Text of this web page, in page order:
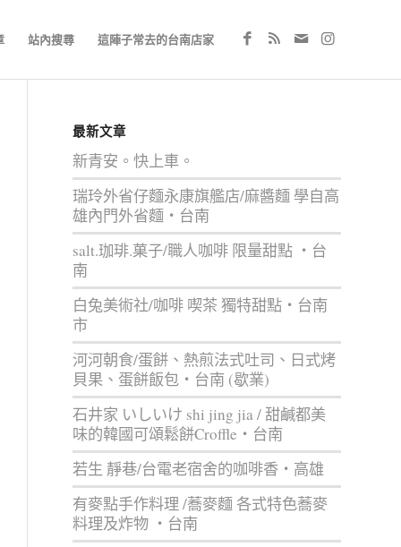
站內搜尋 這陣子常去的台南店家
最新文章
新青安。快上車。
瑞玲外省仔麵永康旗艦店/麻醬麵 學自高
雄內門外省麵‧台南
salt.珈琲.菓子/職人咖啡 限量甜點 ‧台
南
白兔美術社/咖啡 喫茶 獨特甜點‧台南
市
河河朝食/蛋餅、熱煎法式吐司、日式烤
貝果、蛋餅飯包‧台南 (歇業)
石井家 いしいけ shi jing jia / 甜鹹都美
味的韓國可頌鬆餅Croffle‧台南
若生 靜巷/台電老宿舍的咖啡香‧高雄
有麥點手作料理 /蕎麥麵 各式特色蕎麥
料理及炸物 ‧台南